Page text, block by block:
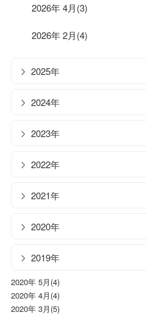
2026年 4月(3)
2026年 2月(4)
2025年
2024年
2023年
2022年
2021年
2020年
2019年
2020年 5月(4)
2020年 4月(4)
2020年 3月(5)